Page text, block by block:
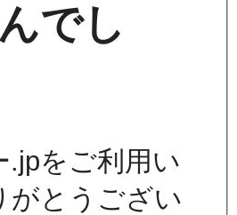
でし
.jpをご利用い
がとうござい